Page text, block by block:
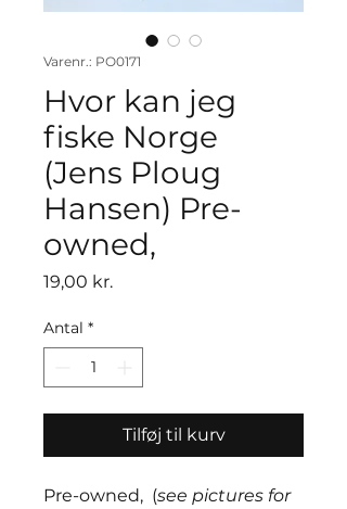
Varenr.: PO0171
Hvor kan jeg
fiske Norge
(Jens Ploug
Hansen) Pre-
owned,
19,00 kr.Pris
Antal *
Tilføj til kurv
Pre-owned, (see pictures for